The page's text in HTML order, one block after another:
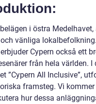
i östra
vänliga
Cypern också ett
från hela världen.
”Cypern All Inclusive”,
framsteg. Vi
hur dessa